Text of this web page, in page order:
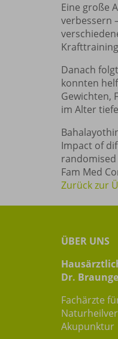
Eine große
verbessern
Danach
konnten
Gewichten,
im Alter
Impact of
Fam Med
Zurück zur
ÜBER UNS
Dr.
Fachärzte
Akupunktur